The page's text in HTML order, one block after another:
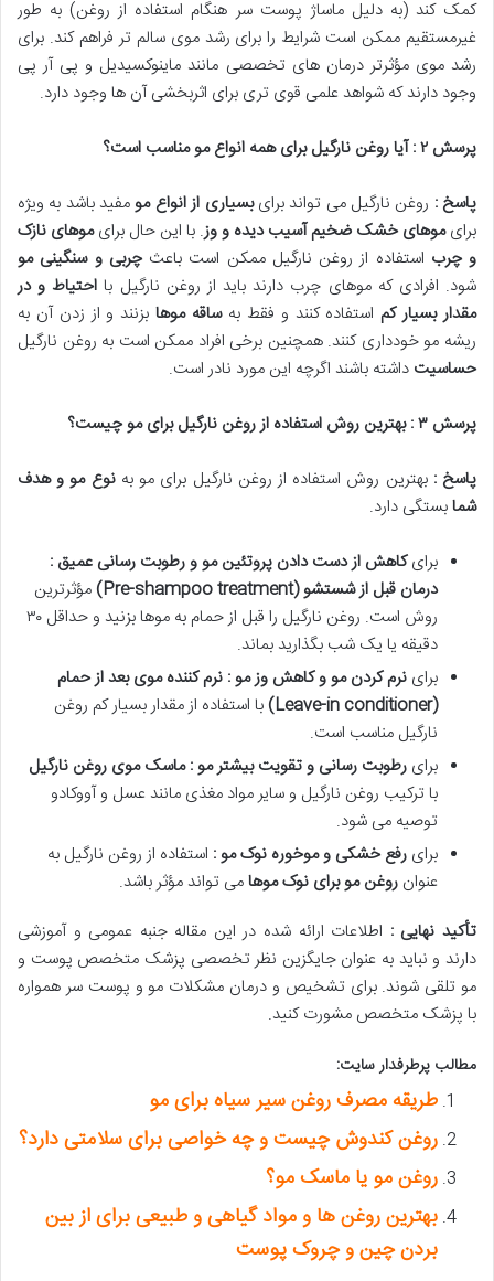
کمک کند (به دلیل ماساژ پوست سر هنگام استفاده از روغن) به طور
غیرمستقیم ممکن است شرایط را برای رشد موی سالم تر فراهم کند. برای
رشد موی مؤثرتر درمان های تخصصی مانند ماینوکسیدیل و پی آر پی
وجود دارند که شواهد علمی قوی تری برای اثربخشی آن ها وجود دارد.
پرسش ۲: آیا روغن نارگیل برای همه انواع مو مناسب است؟
پاسخ : روغن نارگیل می تواند برایبسیاری از انواع مو مفید باشد به ویژه
برایموهای خشک ضخیم آسیب دیده و وز. با این حال برایموهای نازک
و چرب استفاده از روغن نارگیل ممکن است باعثچربی و سنگینی مو
شود. افرادی که موهای چرب دارند باید از روغن نارگیل با احتیاط و در
مقدار بسیار کم استفاده کنند و فقط بهساقه موهابزنند و از زدن آن به
ریشه مو خودداری کنند. همچنین برخی افراد ممکن است به روغن نارگیل
حساسیت داشته باشند اگرچه این مورد نادر است.
پرسش ۳: بهترین روش استفاده از روغن نارگیل برای مو چیست؟
پاسخ :بهترین روش استفاده از روغن نارگیل برای مو بهنوع مو و هدف
شمابستگی دارد.
برایکاهش از دست دادن پروتئین مو و رطوبت رسانی عمیق :
درمان قبل از شستشو(Pre-shampoo treatment)
مؤثرترین
روش است. روغن نارگیل را قبل از حمام به موها بزنید و حداقل ۳۰
دقیقه یا یک شب بگذارید بماند.
برای نرم کردن مو و کاهش وز مو : نرم کننده موی بعد از حمام
(Leave-in conditioner)
با استفاده از مقدار بسیار کم روغن
نارگیل مناسب است.
برای رطوبت رسانی و تقویت بیشتر مو : ماسک موی روغن نارگیل
با ترکیب روغن نارگیل و سایر مواد مغذی مانند عسل و آووکادو
توصیه می شود.
برای رفع خشکی و موخوره نوک مو : استفاده از روغن نارگیل به
عنوان روغن مو برای نوک موهامی تواند مؤثر باشد.
تأکید نهایی : اطلاعات ارائه شده در این مقاله جنبه عمومی و آموزشی
دارند و نباید به عنوان جایگزین نظر تخصصی پزشک متخصص پوست و
مو تلقی شوند. برای تشخیص و درمان مشکلات مو و پوست سر همواره
با پزشک متخصص مشورت کنید.
مطالب پرطرفدار سایت:
طریقه مصرف روغن سیر سیاه برای مو
روغن کندوش چیست و چه خواصی برای سلامتی دارد؟
روغن مو یا ماسک مو؟
بهترین روغن ها و مواد گیاهی و طبیعی برای از بین
بردن چین و چروک پوست